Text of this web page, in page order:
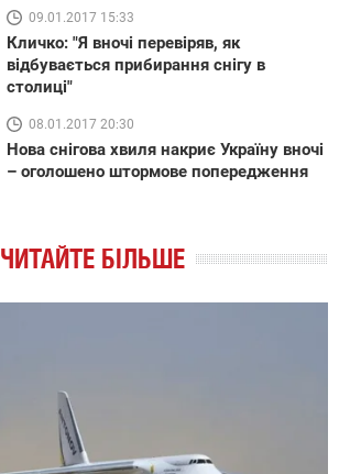
09.01.2017 15:33
Кличко: "Я вночі перевіряв, як
відбувається прибирання снігу в
столиці"
08.01.2017 20:30
Нова снігова хвиля накриє Україну вночі
– оголошено штормове попередження
ЧИТАЙТЕ БІЛЬШЕ